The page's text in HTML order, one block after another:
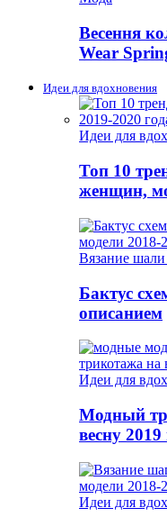
Весення
Wear
Идеи для вдохновения
Идеи для
Топ 10
женщин,
Вязание
Бактус
описанием
Идеи для
Модный
весну 2019
Идеи для